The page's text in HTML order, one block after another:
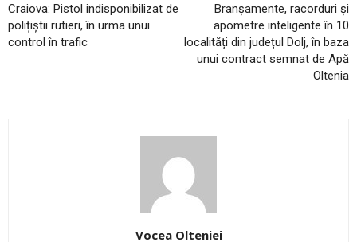
Craiova: Pistol indisponibilizat de
polițiștii rutieri, în urma unui
control în trafic
Branșamente, racorduri și
apometre inteligente în 10
localități din județul Dolj, în baza
unui contract semnat de Apă
Oltenia
Vocea Olteniei